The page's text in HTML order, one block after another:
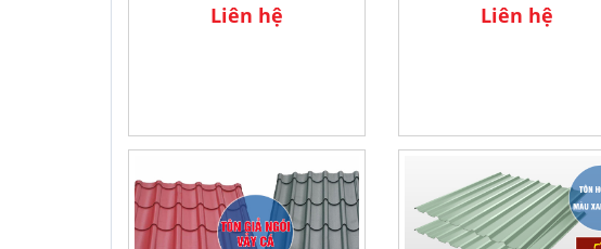
Liên hệ
Liên hệ